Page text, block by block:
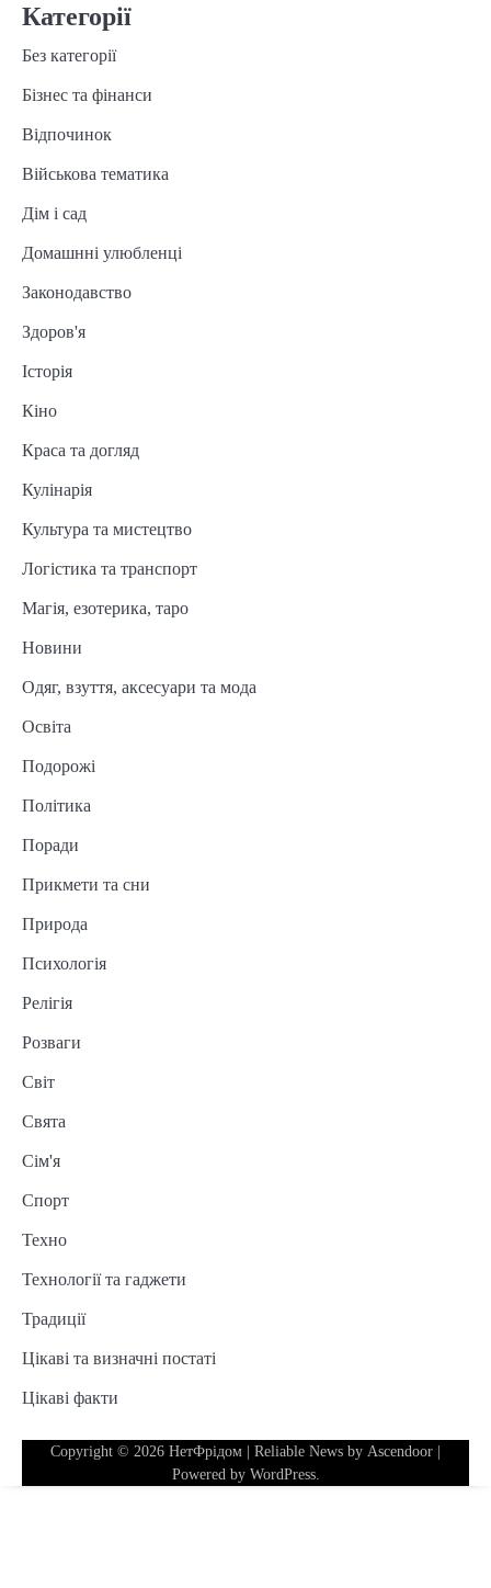
Категорії
Без категорії
Бізнес та фінанси
Відпочинок
Військова тематика
Дім і сад
Домашнні улюбленці
Законодавство
Здоров'я
Історія
Кіно
Краса та догляд
Кулінарія
Культура та мистецтво
Логістика та транспорт
Магія, езотерика, таро
Новини
Одяг, взуття, аксесуари та мода
Освіта
Подорожі
Політика
Поради
Прикмети та сни
Природа
Психологія
Релігія
Розваги
Світ
Свята
Сім'я
Спорт
Техно
Технології та гаджети
Традиції
Цікаві та визначні постаті
Цікаві факти
Copyright © 2026 НетФрідом | Reliable News by Ascendoor |
Powered by WordPress.